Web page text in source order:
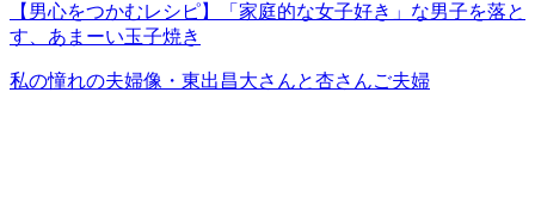
【男心をつかむレシピ】「家庭的な女子好き」な男子を落と
す、あまーい玉子焼き
私の憧れの夫婦像・東出昌大さんと杏さんご夫婦